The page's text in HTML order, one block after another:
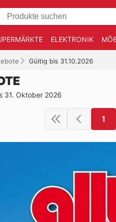
ELEKTRONIK
Gültig bis 31.10.2026
31. Oktober 2026
1